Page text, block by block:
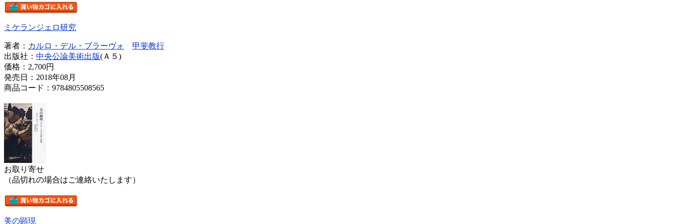
ミケランジェロ研究
著者： カルロ・デル・ブラーヴォ
甲斐教行
出版社： 中央公論美術出版(Ａ５)
価格： 2,700円
発売日：2018年08月
商品コード：9784805508565
お取り寄せ
（品切れの場合はご連絡いたします）
美の顕現